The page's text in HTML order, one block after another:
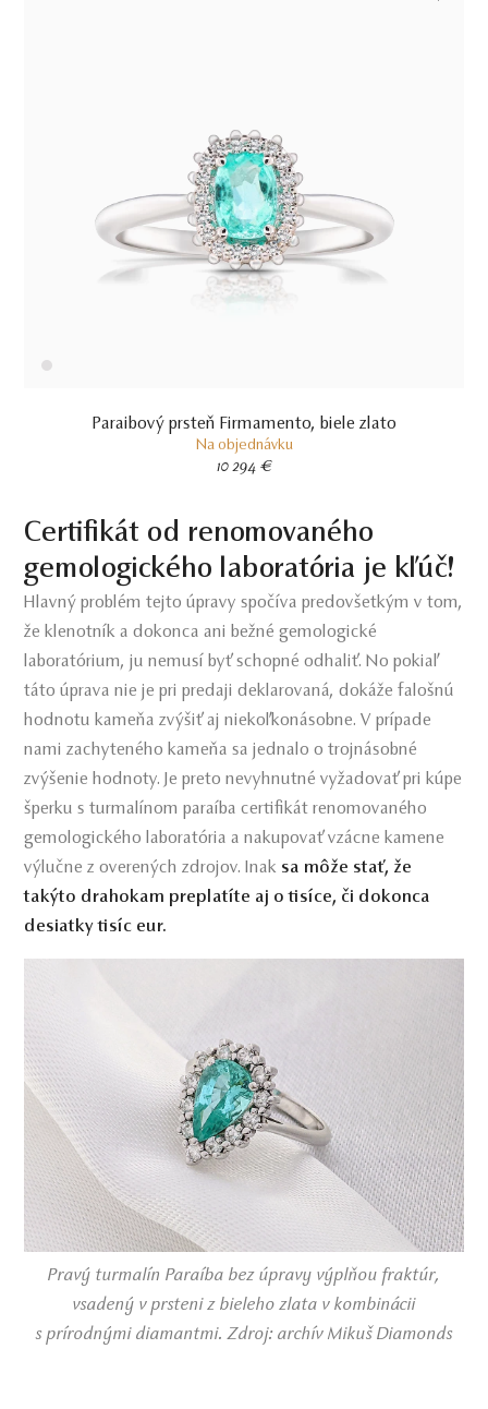
Paraibový prsteň Firmamento, biele zlato
Na objednávku
10 294 €
Certifikát od renomovaného
gemologického laboratória je kľúč!
Hlavný problém tejto úpravy spočíva predovšetkým v tom,
že klenotník a dokonca ani bežné gemologické
laboratórium, ju nemusí byť schopné odhaliť. No pokiaľ
táto úprava nie je pri predaji deklarovaná, dokáže falošnú
hodnotu kameňa zvýšiť aj niekoľkonásobne. V prípade
nami zachyteného kameňa sa jednalo o trojnásobné
zvýšenie hodnoty. Je preto nevyhnutné vyžadovať pri kúpe
šperku s turmalínom paraíba certifikát renomovaného
gemologického laboratória a nakupovať vzácne kamene
výlučne z overených zdrojov. Inak sa môže stať, že
takýto drahokam preplatíte aj o tisíce, či dokonca
desiatky tisíc eur.
Pravý turmalín Paraíba bez úpravy výplňou fraktúr,
vsadený v prsteni z bieleho zlata v kombinácii
s prírodnými diamantmi. Zdroj: archív Mikuš Diamonds